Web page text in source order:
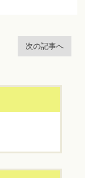
次の記事へ